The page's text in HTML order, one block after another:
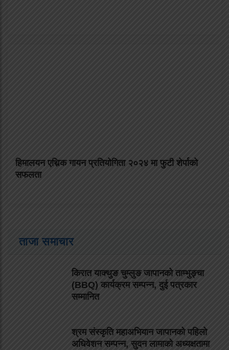
हिमालयन एथ्निक गायन प्रतियोगिता २०२४ मा फुटी शेर्पाको
सफलता
ताजा समाचार
किरात याक्थुङ चुम्लुङ जापानको ताम्भुङ्चा
(BBQ) कार्यक्रम सम्पन्न, दुई पत्रकार
सम्मानित
श्रम संस्कृति महाअभियान जापानको पहिलो
अधिवेशन सम्पन्न, सुदन लामाको अध्यक्षतामा